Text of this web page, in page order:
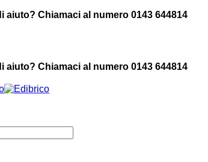
aiuto? Chiamaci al numero 0143 644814
aiuto? Chiamaci al numero 0143 644814